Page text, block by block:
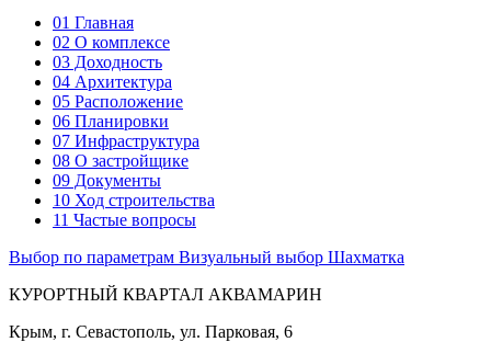
01 Главная
02 О комплексе
03 Доходность
04 Архитектура
05 Расположение
06 Планировки
07 Инфраструктура
08 О застройщике
09 Документы
10 Ход строительства
11 Частые вопросы
Выбор по параметрам Визуальный выбор Шахматка
КУРОРТНЫЙ КВАРТАЛ АКВАМАРИН
Крым, г. Севастополь, ул. Парковая, 6